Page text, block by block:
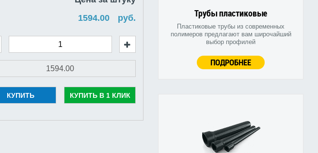
Трубы пластиковые
Пластиковые трубы из современных
полимеров предлагают вам широчайший
выбор профилей
ПОДРОБНЕЕ
руб.
КУПИТЬ КУПИТЬ В 1 КЛИК